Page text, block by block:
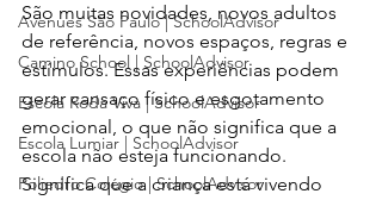
Avenues São Paulo | SchoolAdvisor
Camino School | SchoolAdvisor
Escola Roda Viva | SchoolAdvisor
Escola Lumiar | SchoolAdvisor
Poliedro Colégio | SchoolAdvisor
São muitas novidades, novos adultos
de referência, novos espaços, regras e
estímulos. Essas experiências podem
gerar cansaço físico e esgotamento
emocional, o que não significa que a
escola não esteja funcionando.
Significa que a criança está vivendo